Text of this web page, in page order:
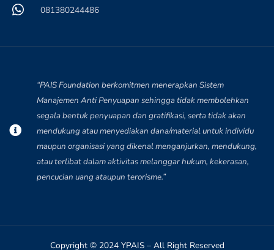
081380244486
“PAIS Foundation berkomitmen menerapkan Sistem
Manajemen Anti Penyuapan sehingga tidak membolehkan
segala bentuk penyuapan dan gratifikasi, serta tidak akan
mendukung atau menyediakan dana/material untuk individu
maupun organisasi yang dikenal menganjurkan, mendukung,
atau terlibat dalam aktivitas melanggar hukum, kekerasan,
pencucian uang ataupun terorisme.”
Copyright © 2024 YPAIS – All Right Reserved